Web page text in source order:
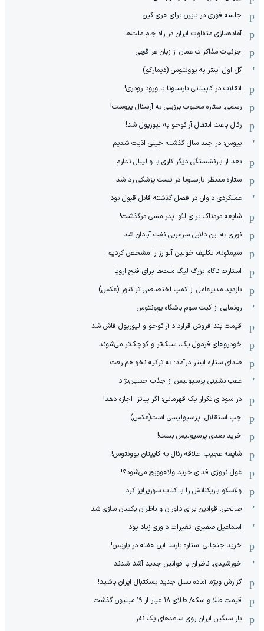
جلسه فوری در بایرن برای هری کین
آماده‌سازی متفاوت ایران در راه جام ملت‌ها
جزئیات مذاکرات عمان از زبان عراقچی
گل اول اینتر به یوونتوس (دیمارکو)
انقلاب در کاپیتانی بارسلونا با ورود رودری!
رسمی: ستاره محبوب برزیلی به آرسنال پیوست!
رئال باعث انتقال آرائوخو به لیورپول شد!
پیوس: در چند سال گذشته خیلی اذیت شدیم
بعد از بازنشستگی دیگر کاری با والیبال ندارم
ستاره مدنظر بارسلونا در تست پزشکی رد شد
عملکردی داوان در فصل گذشته قابل قبول بود
شایعه دردناک برای لئو: پدر مسی درگذشت!
نوری به این دلایل سرمربی نفت آبادان شد
سیمئونه: تکلیف خولین آلوارز را مشخص کردیم
استارت ناکام بزرگ لیگ ملت‌ها برای فتح اروپا
بازدید مدیرعامل از کمپ اختصاصی تراکتور (عکس)
رونمایی از کیت سوم باشگاه یوونتوس
قیمت بند فروش قرارداد آرائوخو و لیورپول فاش شد
خودروهای فرمول یک، سبک‌تر و کوچک‌تر می‌شوند
صدای ستاره اینتر درآمد: به ترکیه نخواهم رفت
عقب نشینی پرسپولیس از جذب حسین‌نژاد
در سودای تکرار یک قهرمانی: اگر پیاتزا اجازه دهد!
چپ استقلال، پرسپولیسی است(عکس)
خرید بعدی پرسپولیس بست!
شایعه عجیب: علاقه رئال به کاپیتان یوونتوس!
غول نروژی فدای خرید ولاهوویچ می‌شود؟!
ولاسکو بازیکنانش را با کتاب سورپرایز کرد
صالحی: قوانین برای داوران و ناظران یکسان سازی شد
اسماعیل صفیری: تغیرات داوری زیاد بود
خرید جنجالی: ستاره بارسا این هفته در پاریس!
خورشیدی: ناظران با قوانین جدید آشنا شدند
گزارش ویژه‌: آماده نسل جدید بسکتبال ایران باشید!
قیمت طلا و سکه/ طلای ۱۸ عیار از ۱۹ میلیون گذشت
بار سنگین ایران روی ساعدهای یک نفر